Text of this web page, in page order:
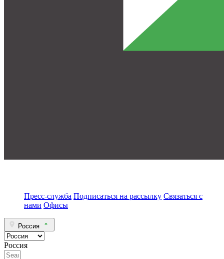
Пресс-служба Подписаться на рассылку Связаться с
нами Офисы
Россия
Россия